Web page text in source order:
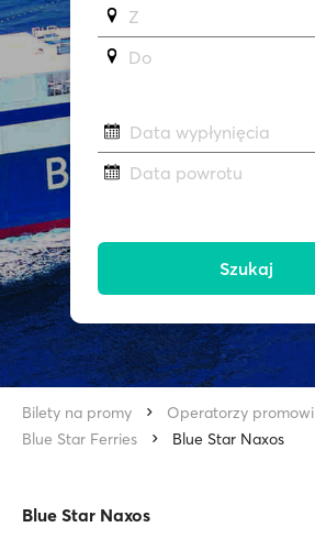
Z
Do
Data wypłynięcia
Data powrotu
Szukaj
Bilety na promy
Operatorzy promowi
Blue Star Ferries
Blue Star Naxos
Blue Star Naxos